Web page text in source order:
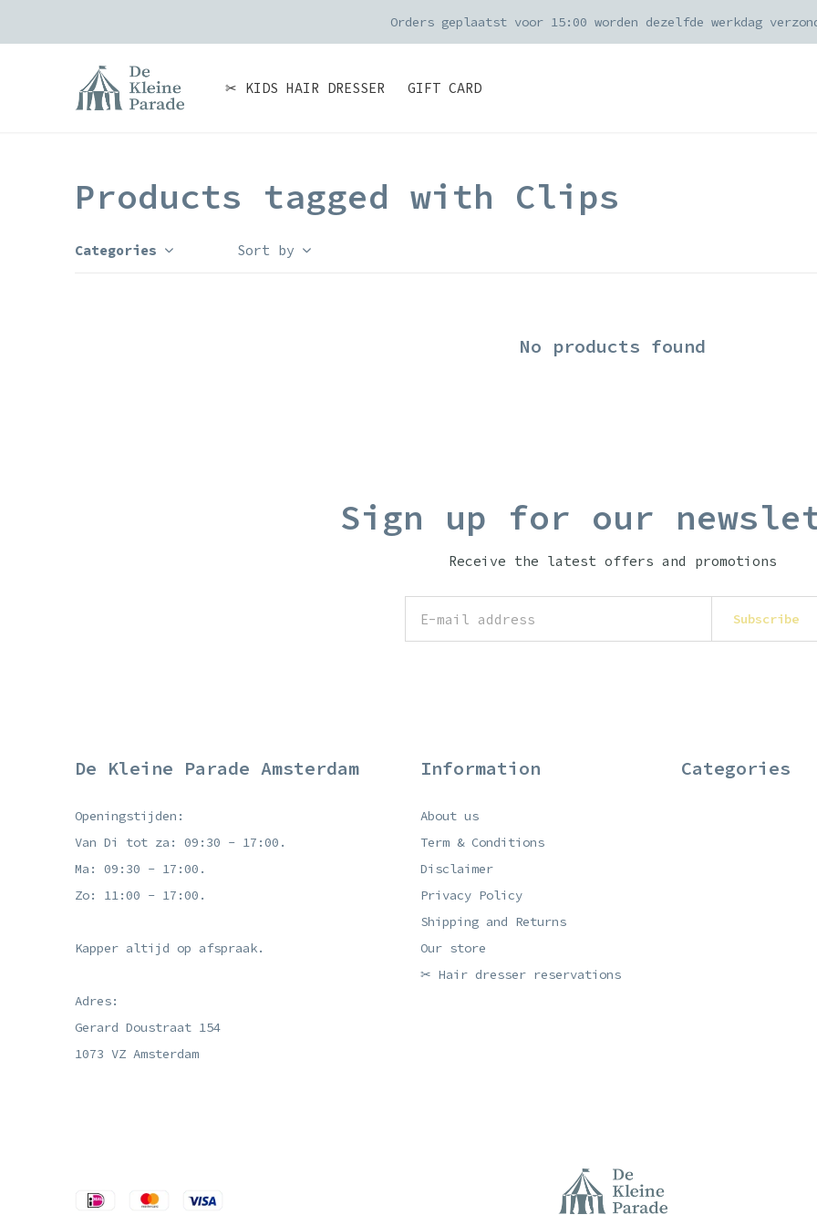
✂ KIDS HAIR DRESSER GIFT CARD
Orders geplaatst voor 15:00 worden dezelfde werkdag
Products tagged with Clips
Categories Sort by
No products found
Sign up for our
Receive the latest offers and promotions
Subscribe
De Kleine Parade Amsterdam
Openingstijden:
Van Di tot za: 09:30 - 17:00.
Ma: 09:30 - 17:00.
Zo: 11:00 - 17:00.
Kapper altijd op afspraak.
Adres:
Gerard Doustraat 154
1073 VZ Amsterdam
Information
About us
Term & Conditions
Disclaimer
Privacy Policy
Shipping and Returns
Our store
✂ Hair dresser reservations
Categories